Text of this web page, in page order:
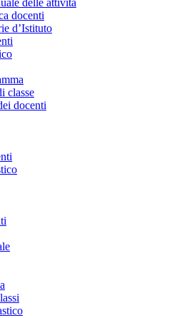
docenti
d’Istituto
classe
docenti